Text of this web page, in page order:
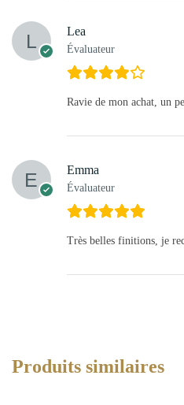
Lea
Évaluateur
Ravie de mon achat, un
Emma
Évaluateur
Très belles finitions, je
Produits similaires